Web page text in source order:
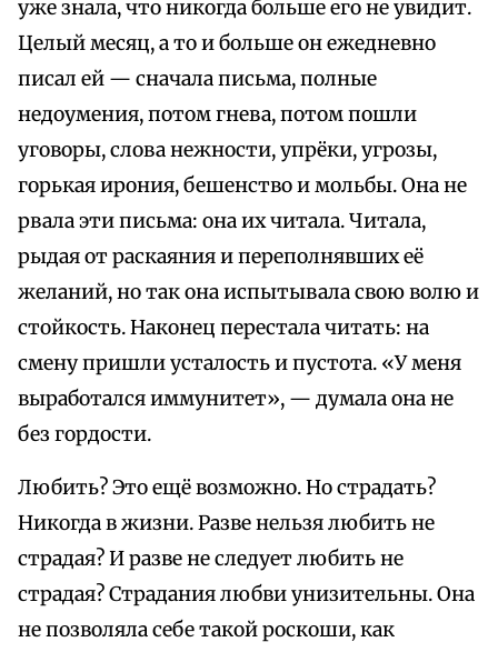
уже знала, что никогда больше его не увидит.
Целый месяц, а то и больше он ежедневно
писал ей — сначала письма, полные
недоумения, потом гнева, потом пошли
уговоры, слова нежности, упрёки, угрозы,
горькая ирония, бешенство и мольбы. Она не
рвала эти письма: она их читала. Читала,
рыдая от раскаяния и переполнявших её
желаний, но так она испытывала свою волю и
стойкость. Наконец перестала читать: на
смену пришли усталость и пустота. «У меня
выработался иммунитет», — думала она не
без гордости.
Любить? Это ещё возможно. Но страдать?
Никогда в жизни. Разве нельзя любить не
страдая? И разве не следует любить не
страдая? Страдания любви унизительны. Она
не позволяла себе такой роскоши, как